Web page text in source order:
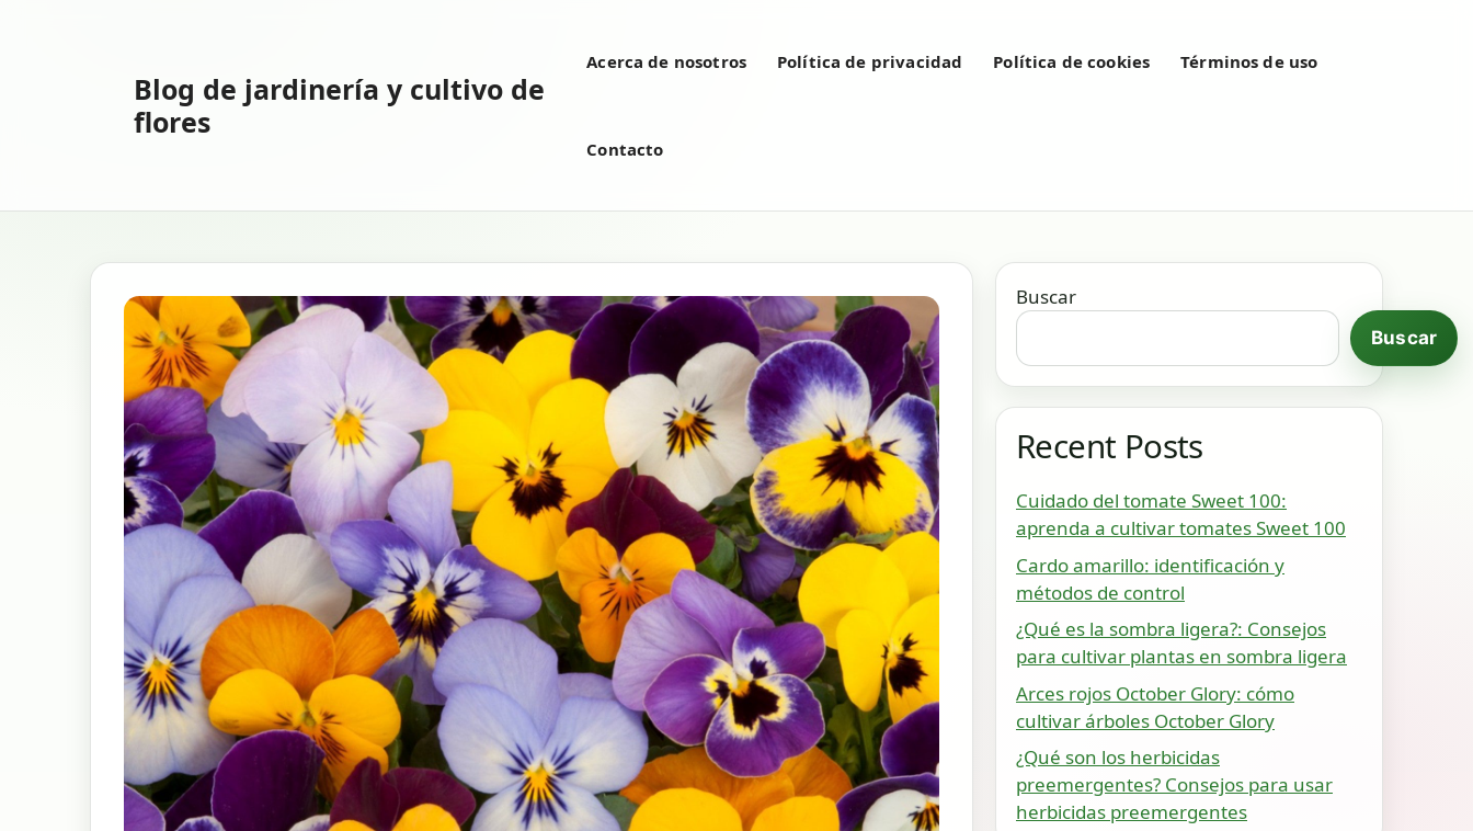
Blog de jardinería y cultivo de
flores
Acerca de nosotros Política de privacidad Política de cookies Términos de uso
Contacto
Buscar
Buscar
Recent Posts
Cuidado del tomate Sweet 100:
aprenda a cultivar tomates Sweet 100
Cardo amarillo: identificación y
métodos de control
¿Qué es la sombra ligera?: Consejos
para cultivar plantas en sombra ligera
Arces rojos October Glory: cómo
cultivar árboles October Glory
¿Qué son los herbicidas
preemergentes? Consejos para usar
herbicidas preemergentes